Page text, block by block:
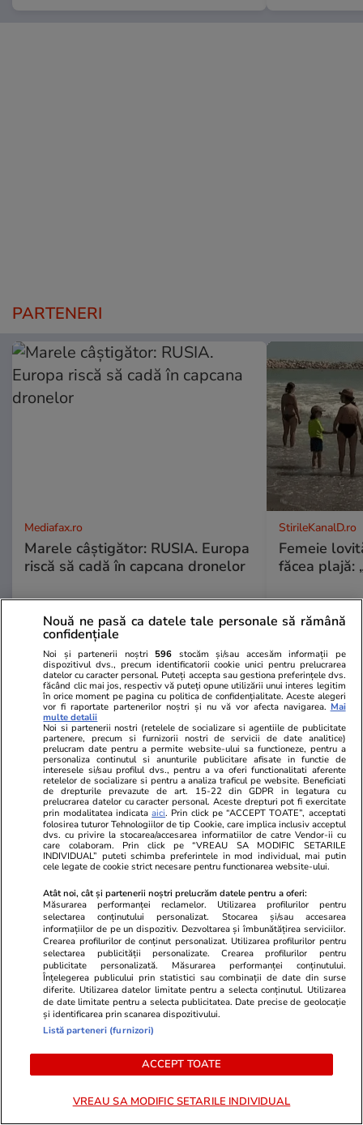
PARTENERI
Mediafax.ro
Marele câștigător: RUSIA. Europa
riscă să cadă în capcana dronelor
StirileKanalD.ro
Femeie
făcea plajă:
PROMO
Advertorial
Smart is the new chic: Cum ne
ajută tehnologia să ne reinventăm
Advertorial
Înscrie-te
voucher de
PARTENERI
Nouă ne pasă ca datele tale personale să rămână
confidențiale
Noi și partenerii noștri 596 stocăm și/sau accesăm informații pe
dispozitivul dvs., precum identificatorii cookie unici pentru prelucrarea
datelor cu caracter personal. Puteți accepta sau gestiona preferințele dvs.
făcând clic mai jos, respectiv vă puteți opune utilizării unui interes legitim
în orice moment pe pagina cu politica de confidențialitate. Aceste alegeri
vor fi raportate partenerilor noștri și nu vă vor afecta navigarea. Mai
multe detalii
Noi si partenerii nostri (retelele de socializare si agentiile de publicitate
partenere, precum si furnizorii nostri de servicii de date analitice)
prelucram date pentru a permite website-ului sa functioneze, pentru a
personaliza continutul si anunturile publicitare afisate in functie de
interesele si/sau profilul dvs., pentru a va oferi functionalitati aferente
retelelor de socializare si pentru a analiza traficul pe website. Beneficiati
de drepturile prevazute de art. 15-22 din GDPR in legatura cu
prelucrarea datelor cu caracter personal. Aceste drepturi pot fi exercitate
prin modalitatea indicataaici. Prin click pe “ACCEPT TOATE”, acceptati
folosirea tuturor Tehnologiilor de tip Cookie, care implica inclusiv acceptul
dvs. cu privire la stocarea/accesarea informatiilor de catre Vendor-ii cu
care colaboram. Prin click pe “VREAU SA MODIFIC SETARILE
INDIVIDUAL” puteti schimba preferintele in mod individual, mai putin
cele legate de cookie strict necesare pentru functionarea website-ului.
Atât noi, cât și partenerii noștri prelucrăm datele pentru a oferi:
Măsurarea performanței reclamelor. Utilizarea profilurilor pentru
selectarea conținutului personalizat. Stocarea și/sau accesarea
informațiilor de pe un dispozitiv. Dezvoltarea și îmbunătățirea serviciilor.
Crearea profilurilor de conținut personalizat. Utilizarea profilurilor pentru
selectarea publicității personalizate. Crearea profilurilor pentru
publicitate personalizată. Măsurarea performanței conținutului.
Înțelegerea publicului prin statistici sau combinații de date din surse
diferite. Utilizarea datelor limitate pentru a selecta conținutul. Utilizarea
de date limitate pentru a selecta publicitatea. Date precise de geolocație
și identificarea prin scanarea dispozitivului.
Listă parteneri (furnizori)
ACCEPT TOATE
VREAU SA MODIFIC SETARILE INDIVIDUAL